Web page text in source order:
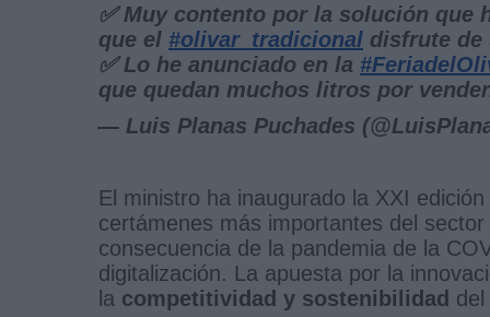
✅ Muy contento por la solución que
que el #olivar_tradicional disfrute de
✅ Lo he anunciado en la
que quedan muchos litros por
— Luis Planas Puchades
El ministro ha inaugurado la XXI edición
certámenes más importantes del
consecuencia de la pandemia de la
digitalización. La apuesta por la
la competitividad y sostenibilidad